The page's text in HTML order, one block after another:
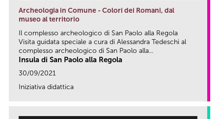
Archeologia in Comune - Colori dei Romani, dal
museo al territorio
Il complesso archeologico di San Paolo alla Regola
Visita guidata speciale a cura di Alessandra Tedeschi al
complesso archeologico di San Paolo alla...
Insula di San Paolo alla Regola
30/09/2021
Iniziativa didattica